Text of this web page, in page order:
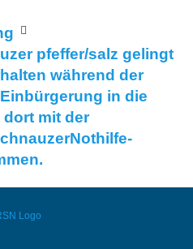
pfeffer/salz gelingt
während der
in die
dort mit der